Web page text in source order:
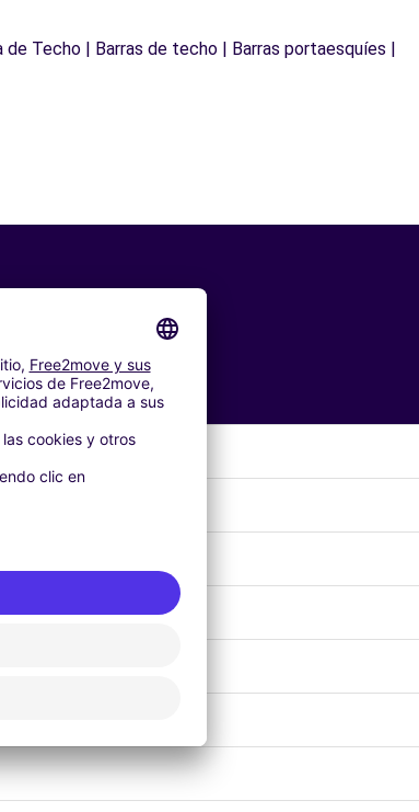
Techo | Barras de techo | Barras portaesquíes |